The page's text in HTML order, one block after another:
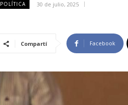
POLÍTICA 30 de julio, 2025
Compartí Facebook